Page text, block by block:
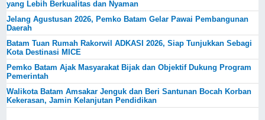
yang Lebih Berkualitas dan Nyaman
Jelang Agustusan 2026, Pemko Batam Gelar Pawai Pembangunan
Daerah
Batam Tuan Rumah Rakorwil ADKASI 2026, Siap Tunjukkan Sebagi
Kota Destinasi MICE
Pemko Batam Ajak Masyarakat Bijak dan Objektif Dukung Program
Pemerintah
Walikota Batam Amsakar Jenguk dan Beri Santunan Bocah Korban
Kekerasan, Jamin Kelanjutan Pendidikan